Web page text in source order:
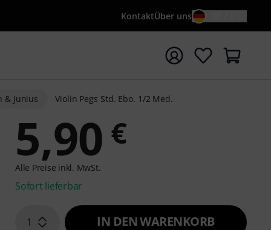
KontaktÜber uns
mit Suchwort {searchTerm} starten
& Junius Violin Pegs Std. Ebo. 1/2 Med.
5,90 €
Alle Preise inkl. MwSt.
Sofort lieferbar
1 IN DEN WARENKORB